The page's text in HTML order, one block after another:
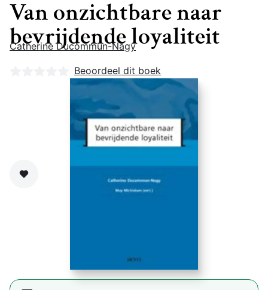
Van onzichtbare naar
bevrijdende loyaliteit
Catherine Ducommun-Nagy
Nog geen beoordelingen
Beoordeel dit boek